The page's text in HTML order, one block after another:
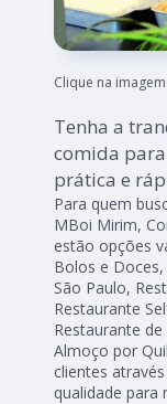
Clique na
Tenha a
comida
prática e
Para quem
MBoi Mirim,
estão opções
Bolos e
São Paulo,
Restaurante
Restaurante
Almoço por
clientes
qualidade para